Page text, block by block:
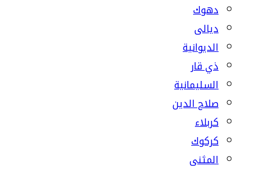
دهوك
ديالى
الديوانية
ذي قار
السليمانية
صلاح الدين
كربلاء
كركوك
المثنى